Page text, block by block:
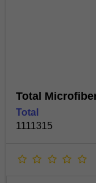
Total
Total
1111315